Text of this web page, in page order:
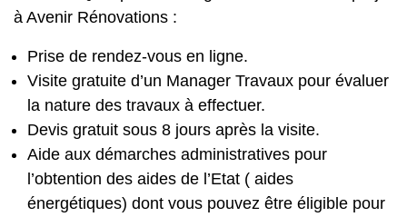
à Avenir Rénovations :
Prise de rendez-vous en ligne.
Visite gratuite d’un Manager Travaux pour évaluer
la nature des travaux à effectuer.
Devis gratuit sous 8 jours après la visite.
Aide aux démarches administratives pour
l’obtention des aides de l’Etat ( aides
énergétiques) dont vous pouvez être éligible pour